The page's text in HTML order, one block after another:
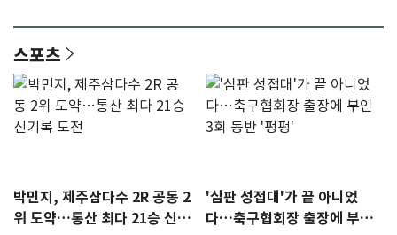
스포츠
박민지, 제주삼다수 2R 공동 2
위 도약…통산 최다 21승 신기
'심판 성접대'가 끝 아니었
다…축구협회장 출장에 부인